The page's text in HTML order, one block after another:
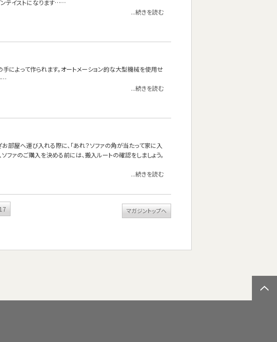
テイストになります……
...続きを読む
によって作られます。オートメーション的な大型機械を使用せ
...続きを読む
部屋へ運び入れる際に、「あれ？ソファの角が当たって家に入
ソファのご購入を決める前には、搬入ルートの確認をしましょう。
...続きを読む
17
マガジントップへ